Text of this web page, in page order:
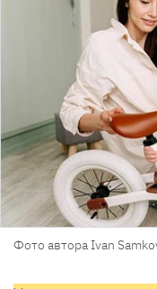
Фото автора Ivan